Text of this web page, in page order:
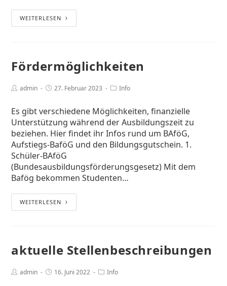
WEITERLESEN
Fördermöglichkeiten
admin 27. Februar 2023 Info
Es gibt verschiedene Möglichkeiten, finanzielle
Unterstützung während der Ausbildungszeit zu
beziehen. Hier findet ihr Infos rund um BAföG,
Aufstiegs-BaföG und den Bildungsgutschein. 1.
Schüler-BAföG
(Bundesausbildungsförderungsgesetz) Mit dem
Bafög bekommen Studenten…
WEITERLESEN
aktuelle Stellenbeschreibungen
admin 16. Juni 2022 Info